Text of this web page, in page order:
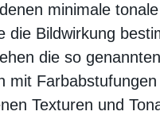
minimale
die Bildwirkung
die so
mit
Texturen und